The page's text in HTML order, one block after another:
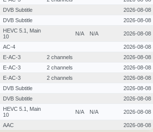
DVB Subtitle
2026-08-08
DVB Subtitle 2026-08-08
HEVC 5.1, Main
10
N/A N/A 2026-08-08
AC-4
2026-08-08
E-AC-3 2 channels
2026-08-08
E-AC-3 2 channels
2026-08-08
E-AC-3 2 channels
2026-08-08
DVB Subtitle
2026-08-08
DVB Subtitle 2026-08-08
HEVC 5.1, Main
10
N/A N/A 2026-08-08
AAC 2026-08-08